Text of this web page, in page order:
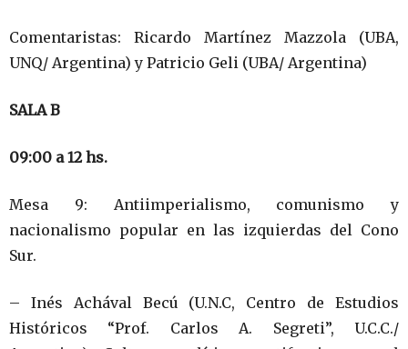
Comentaristas: Ricardo Martínez Mazzola (UBA,
UNQ/ Argentina) y Patricio Geli (UBA/ Argentina)
SALA B
09:00 a 12 hs.
Mesa 9: Antiimperialismo, comunismo y
nacionalismo popular en las izquierdas del Cono
Sur.
– Inés Achával Becú (U.N.C, Centro de Estudios
Históricos “Prof. Carlos A. Segreti”, U.C.C./